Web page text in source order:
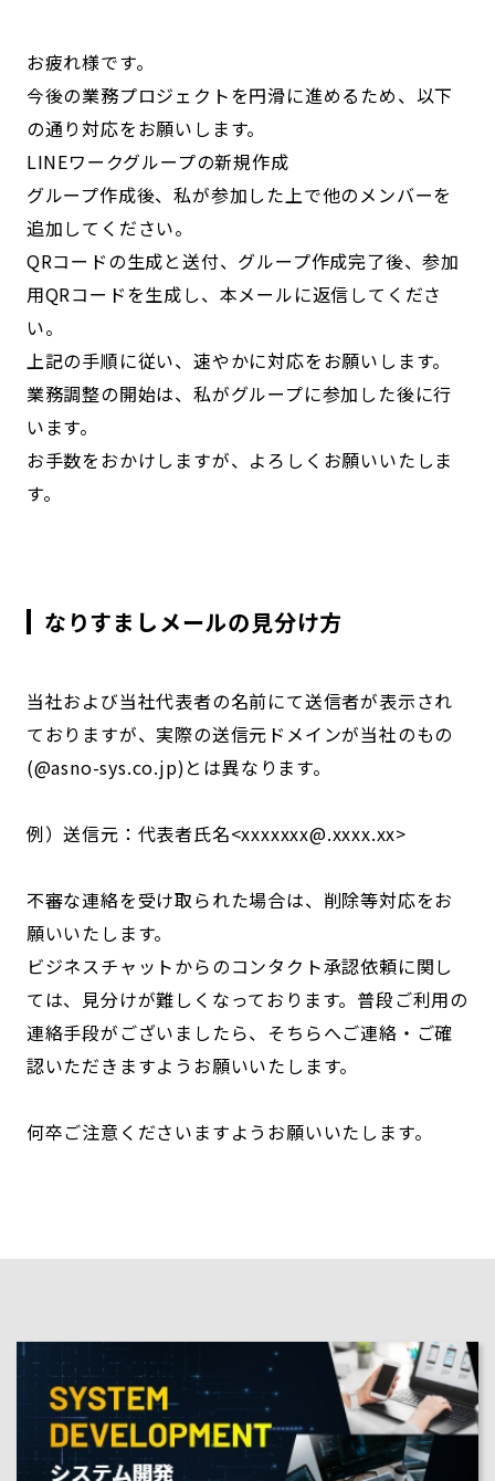
お疲れ様です。
今後の業務プロジェクトを円滑に進めるため、以下
の通り対応をお願いします。
LINEワークグループの新規作成
グループ作成後、私が参加した上で他のメンバーを
追加してください。
QRコードの生成と送付、グループ作成完了後、参加
用QRコードを生成し、本メールに返信してくださ
い。
上記の手順に従い、速やかに対応をお願いします。
業務調整の開始は、私がグループに参加した後に行
います。
お手数をおかけしますが、よろしくお願いいたしま
す。
なりすましメールの見分け方
当社および当社代表者の名前にて送信者が表示され
ておりますが、実際の送信元ドメインが当社のもの
(@asno-sys.co.jp)とは異なります。
例）送信元：代表者氏名<xxxxxxx@.xxxx.xx>
不審な連絡を受け取られた場合は、削除等対応をお
願いいたします。
ビジネスチャットからのコンタクト承認依頼に関し
ては、見分けが難しくなっております。普段ご利用の
連絡手段がございましたら、そちらへご連絡・ご確
認いただきますようお願いいたします。
何卒ご注意くださいますようお願いいたします。